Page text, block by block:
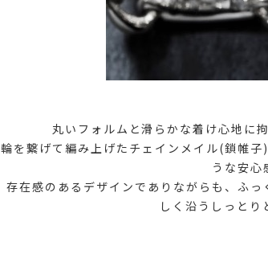
丸いフォルムと滑らかな着け心地に
輪を繋げて編み上げたチェインメイル(鎖帷
うな安心
存在感のあるデザインでありながらも、ふ
しく沿うしっとり